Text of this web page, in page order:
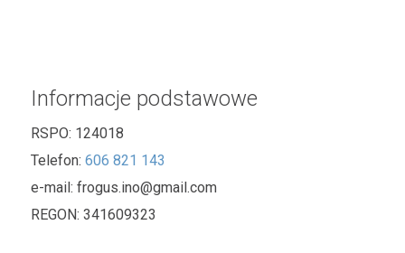
Informacje podstawowe
RSPO: 124018
Telefon: 606 821 143
e-mail: frogus.ino@gmail.com
REGON: 341609323